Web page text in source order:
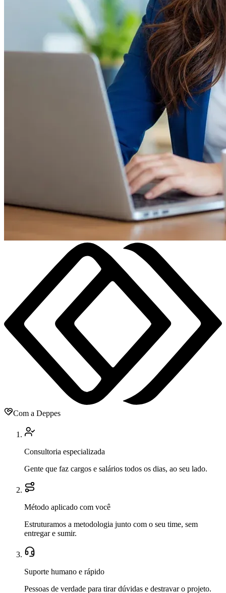
Com a Deppes
Consultoria especializada
Gente que faz cargos e salários todos os dias, ao seu lado.
Método aplicado com você
Estruturamos a metodologia junto com o seu time, sem
entregar e sumir.
Suporte humano e rápido
Pessoas de verdade para tirar dúvidas e destravar o projeto.